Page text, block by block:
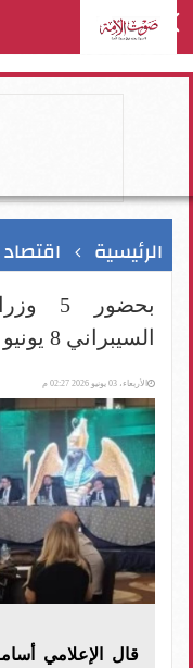
الرئيسية
السيبراني 8 يونيو بمشاركة عربية وأفريقية
الأربعاء، 03 يونيو 2026 02:27 م
قال الإعلامي